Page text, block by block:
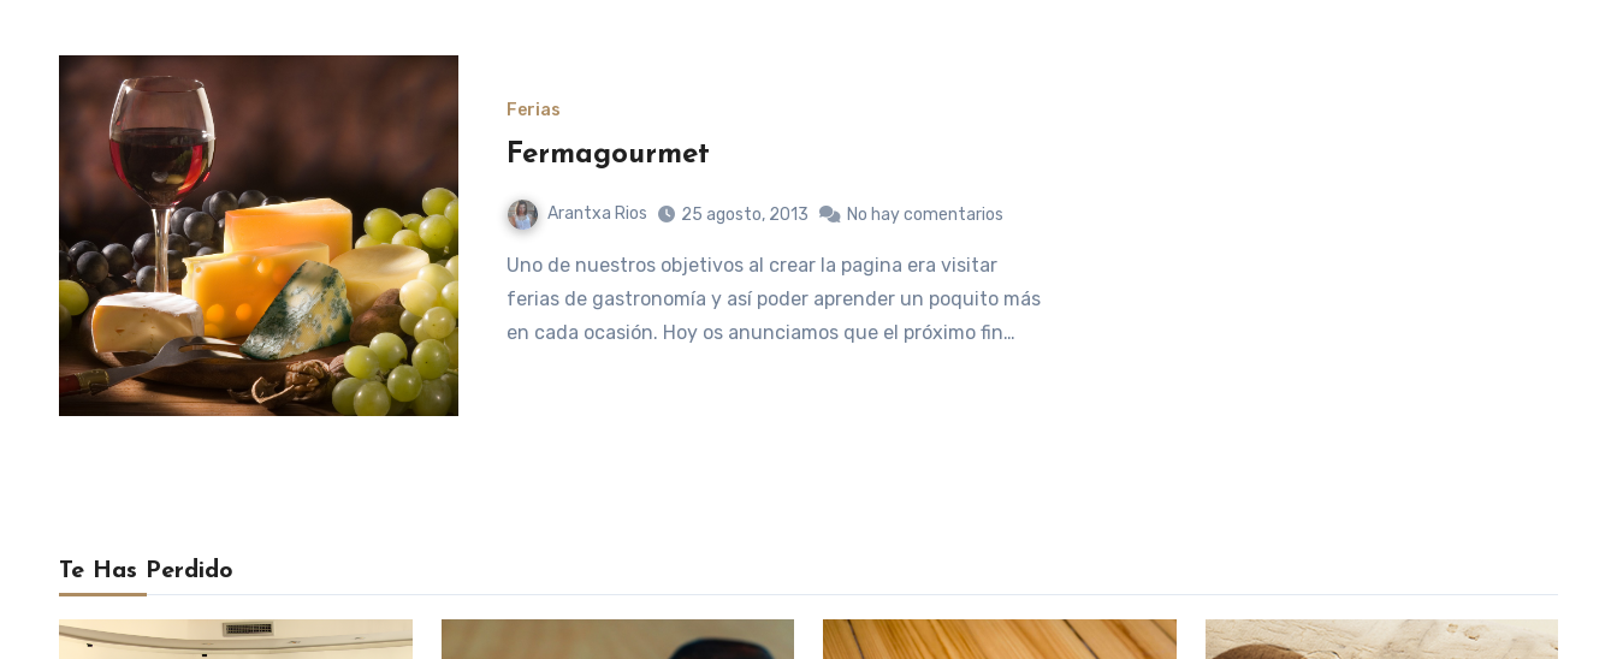
Ferias
Fermagourmet
Arantxa Rios 25 agosto, 2013 No hay comentarios
Uno de nuestros objetivos al crear la pagina era visitar
ferias de gastronomía y así poder aprender un poquito más
en cada ocasión. Hoy os anunciamos que el próximo fin…
Te Has Perdido